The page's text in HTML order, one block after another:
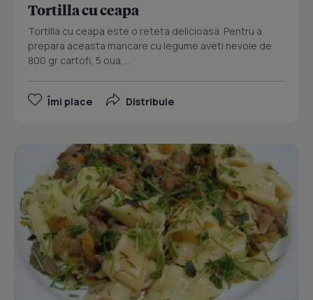
Tortilla cu ceapa
Tortilla cu ceapa este o reteta delicioasa. Pentru a
prepara aceasta mancare cu legume aveti nevoie de
800 gr cartofi, 5 oua,...
Îmi place Distribuie